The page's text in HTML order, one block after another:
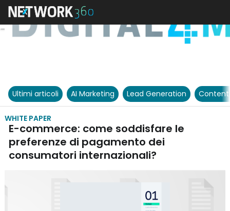
Ultimi articoli AI Marketing Lead Generation
WHITE PAPER
E-commerce: come soddisfare le
preferenze di pagamento dei
consumatori internazionali?